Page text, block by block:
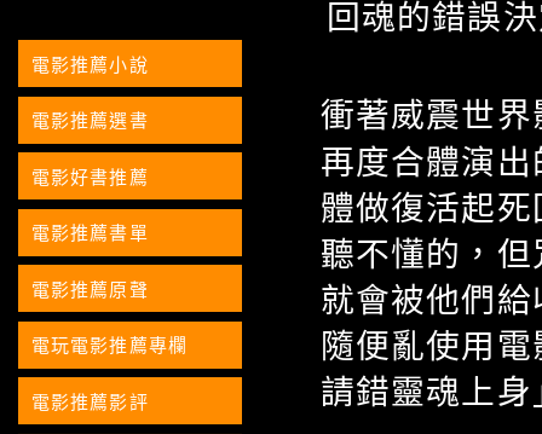
衝著威震世
再度合體演出
體做復活起
聽不懂的，
就會被他們
隨便亂使用
請錯靈魂上
電影推薦小說
電影推薦選書
電影好書推薦
電影推薦書單
電影推薦原聲
電玩電影推薦專欄
電影推薦影評